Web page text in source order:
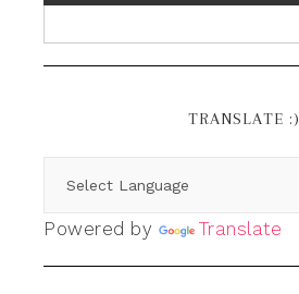
TRANSLATE :)
Powered by Translate